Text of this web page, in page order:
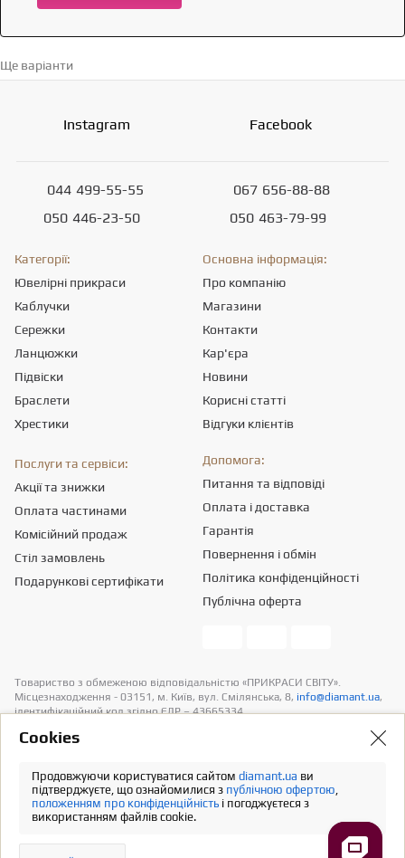
Ще варіанти
Instagram Facebook
044 499-55-55
050 446-23-50
067 656-88-88
050 463-79-99
Категорії:
Ювелірні прикраси
Каблучки
Сережки
Ланцюжки
Підвіски
Браслети
Хрестики
Основна інформація:
Про компанію
Магазини
Контакти
Кар'єра
Новини
Корисні статті
Відгуки клієнтів
Послуги та сервіси:
Акції та знижки
Оплата частинами
Комісійний продаж
Стіл замовлень
Подарункові сертифікати
Допомога:
Питання та відповіді
Оплата і доставка
Гарантія
Повернення і обмін
Політика конфіденційності
Публічна оферта
Товариство з обмеженою вiдповiдальнiстю «ПРИКРАСИ СВІТУ».
Місцезнаходження - 03151, м. Київ, вул. Смілянська, 8, info@diamant.ua,
ідентифікаційний код згідно ЄДР – 43665334.
Інформація про вартість доставки міститься у розділі «Оплата та
доставка». У розрахунок вартості товарів податків не включено
Повна версія
Сookies
Продовжуючи користуватися сайтом diamant.ua ви
підтверджуєте, що ознайомилися з публічною офертою,
положенням про конфіденційність і погоджуєтеся з
використанням файлів cookie.